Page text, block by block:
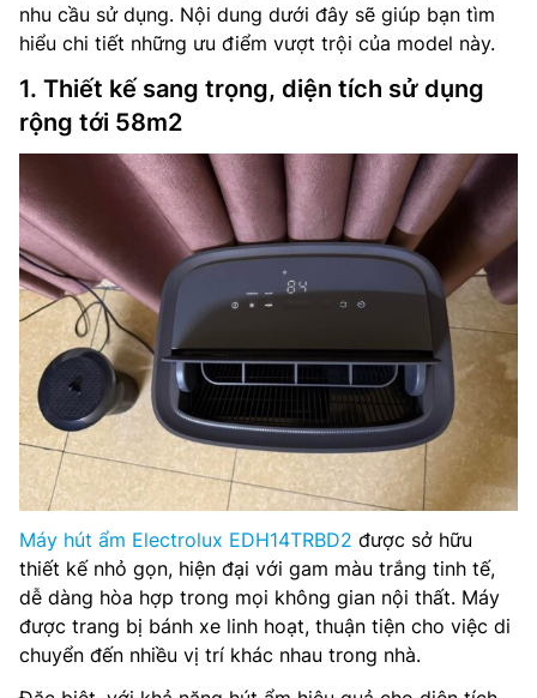
nhu cầu sử dụng. Nội dung dưới đây sẽ giúp bạn tìm
hiểu chi tiết những ưu điểm vượt trội của model này.
1. Thiết kế sang trọng, diện tích sử dụng
rộng tới 58m2
Máy hút ẩm Electrolux EDH14TRBD2 được sở hữu
thiết kế nhỏ gọn, hiện đại với gam màu trắng tinh tế,
dễ dàng hòa hợp trong mọi không gian nội thất. Máy
được trang bị bánh xe linh hoạt, thuận tiện cho việc di
chuyển đến nhiều vị trí khác nhau trong nhà.